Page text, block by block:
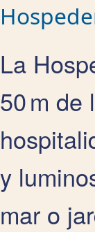
La
50 m de
y
mar o